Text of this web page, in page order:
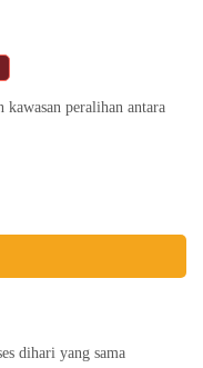
peralihan antara
dihari yang sama